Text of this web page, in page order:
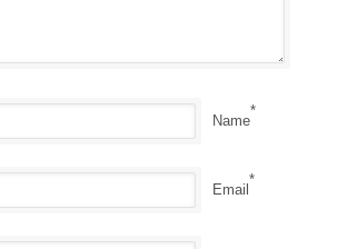
Name
*
Email
*